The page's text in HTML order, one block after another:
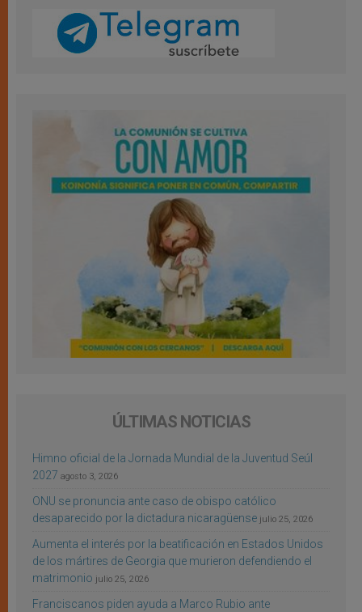
ÚLTIMAS NOTICIAS
Himno oficial de la Jornada Mundial de la Juventud Seúl
2027 agosto 3, 2026
ONU se pronuncia ante caso de obispo católico
desaparecido por la dictadura nicaragüense julio 25, 2026
Aumenta el interés por la beatificación en Estados Unidos
de los mártires de Georgia que murieron defendiendo el
matrimonio julio 25, 2026
Franciscanos piden ayuda a Marco Rubio ante